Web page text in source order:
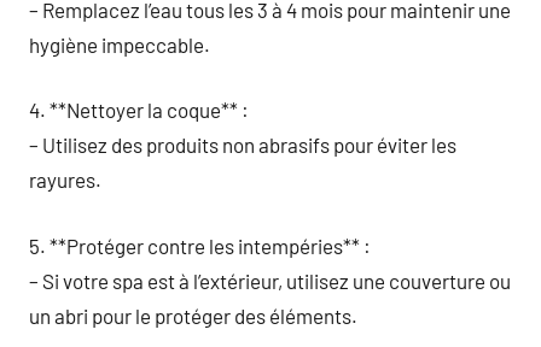
– Remplacez l’eau tous les 3 à 4 mois pour maintenir une
hygiène impeccable.
4. **Nettoyer la coque** :
– Utilisez des produits non abrasifs pour éviter les
rayures.
5. **Protéger contre les intempéries** :
– Si votre spa est à l’extérieur, utilisez une couverture ou
un abri pour le protéger des éléments.